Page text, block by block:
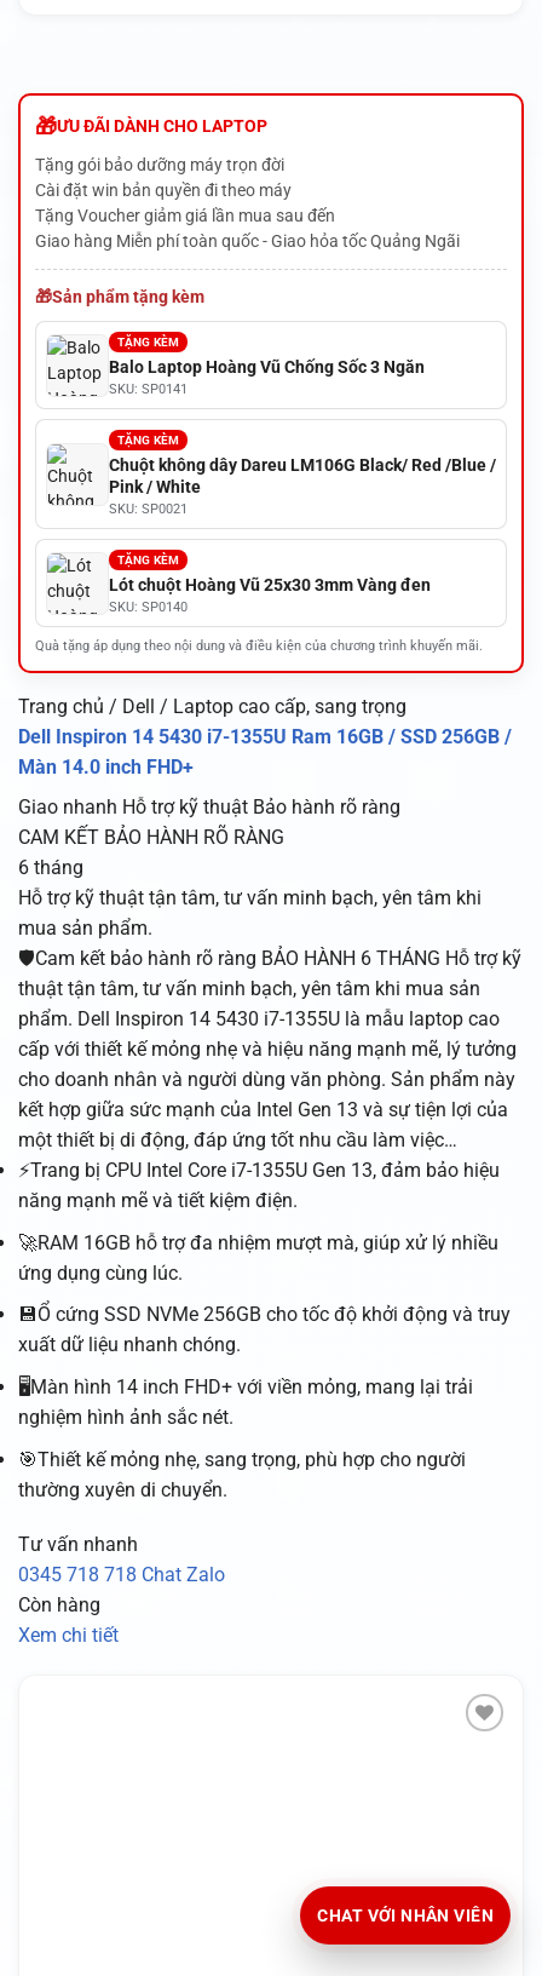
ƯU ĐÃI DÀNH CHO LAPTOP
Tặng gói bảo dưỡng máy trọn đời
Cài đặt win bản quyền đi theo máy
Tặng Voucher giảm giá lần mua sau đến
Giao hàng Miễn phí toàn quốc - Giao hỏa tốc Quảng Ngãi
Sản phẩm tặng kèm
TẶNG KÈM
Balo Laptop Hoàng Vũ Chống Sốc 3 Ngăn
SKU: SP0141
TẶNG KÈM
Chuột không dây Dareu LM106G Black/ Red /Blue /
Pink / White
SKU: SP0021
TẶNG KÈM
Lót chuột Hoàng Vũ 25x30 3mm Vàng đen
SKU: SP0140
Quà tặng áp dụng theo nội dung và điều kiện của chương trình khuyến mãi.
Trang chủ / Dell / Laptop cao cấp, sang trọng
Dell Inspiron 14 5430 i7-1355U Ram 16GB / SSD 256GB /
Màn 14.0 inch FHD+
Giao nhanh Hỗ trợ kỹ thuật Bảo hành rõ ràng
CAM KẾT BẢO HÀNH RÕ RÀNG
6 tháng
Hỗ trợ kỹ thuật tận tâm, tư vấn minh bạch, yên tâm khi
mua sản phẩm.
🛡️Cam kết bảo hành rõ ràng BẢO HÀNH 6 THÁNG Hỗ trợ kỹ
thuật tận tâm, tư vấn minh bạch, yên tâm khi mua sản
phẩm. Dell Inspiron 14 5430 i7-1355U là mẫu laptop cao
cấp với thiết kế mỏng nhẹ và hiệu năng mạnh mẽ, lý tưởng
cho doanh nhân và người dùng văn phòng. Sản phẩm này
kết hợp giữa sức mạnh của Intel Gen 13 và sự tiện lợi của
một thiết bị di động, đáp ứng tốt nhu cầu làm việc…
⚡Trang bị CPU Intel Core i7-1355U Gen 13, đảm bảo hiệu
năng mạnh mẽ và tiết kiệm điện.
🚀RAM 16GB hỗ trợ đa nhiệm mượt mà, giúp xử lý nhiều
ứng dụng cùng lúc.
💾Ổ cứng SSD NVMe 256GB cho tốc độ khởi động và truy
xuất dữ liệu nhanh chóng.
🖥️Màn hình 14 inch FHD+ với viền mỏng, mang lại trải
nghiệm hình ảnh sắc nét.
🎯Thiết kế mỏng nhẹ, sang trọng, phù hợp cho người
thường xuyên di chuyển.
Tư vấn nhanh
0345 718 718 Chat Zalo
Còn hàng
Xem chi tiết
CHAT VỚI NHÂN VIÊN